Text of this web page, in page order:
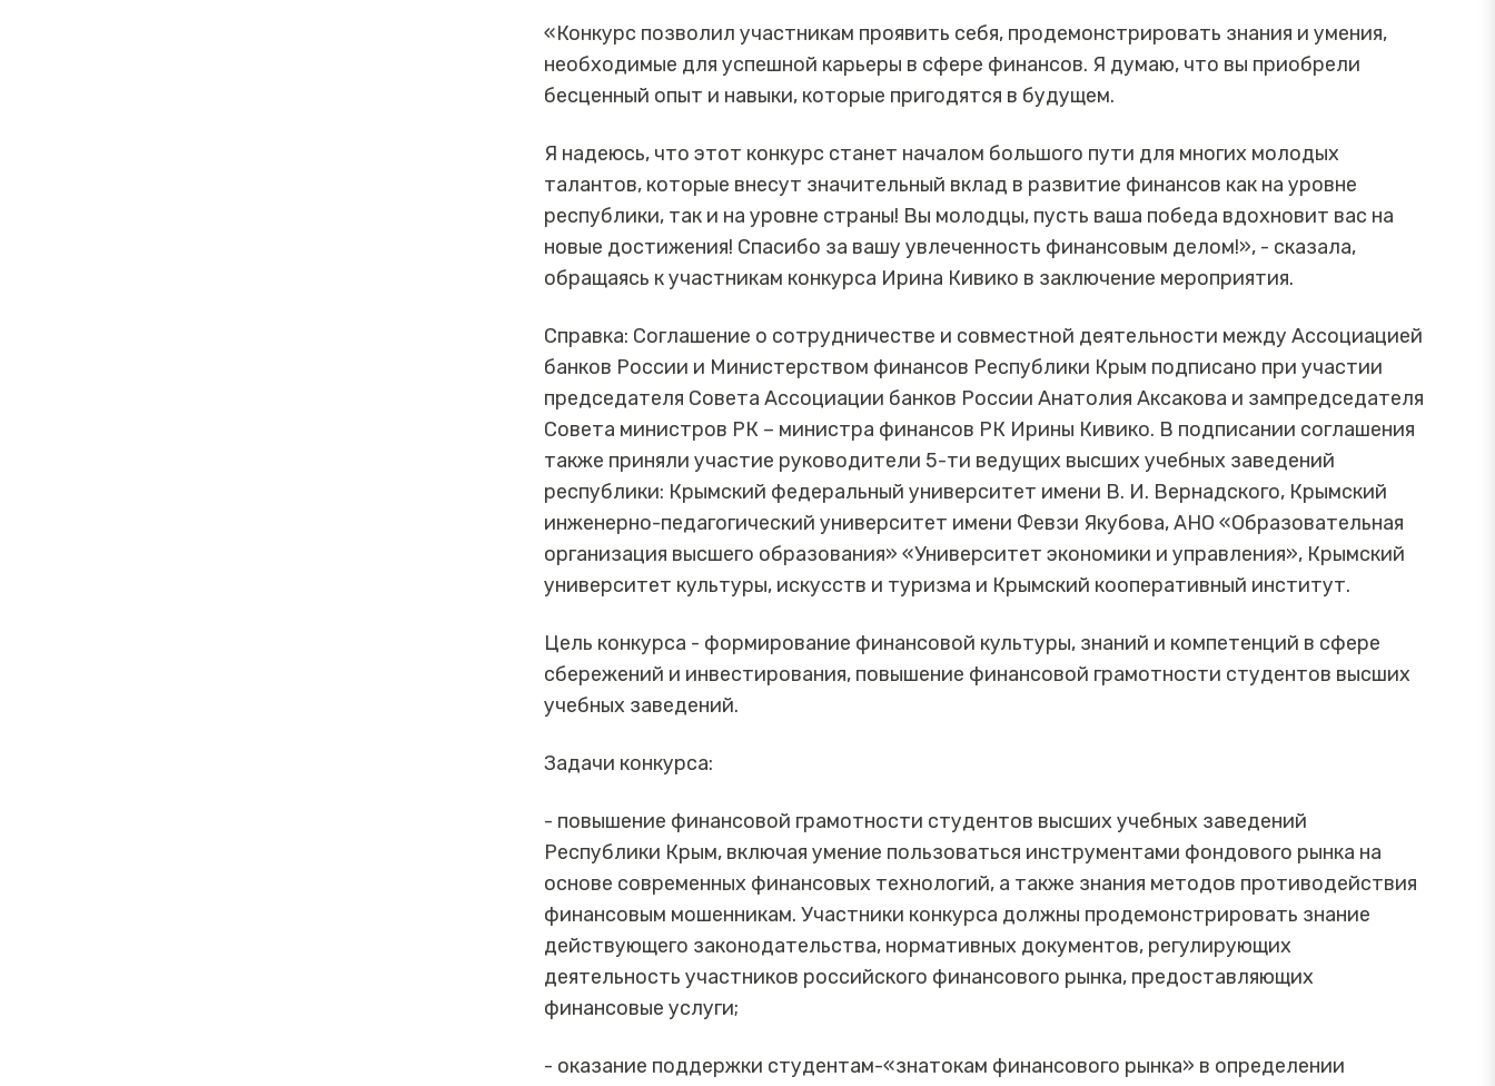
«Конкурс позволил участникам проявить себя, продемонстрировать знания и умения,
необходимые для успешной карьеры в сфере финансов. Я думаю, что вы приобрели
бесценный опыт и навыки, которые пригодятся в будущем.
Я надеюсь, что этот конкурс станет началом большого пути для многих молодых
талантов, которые внесут значительный вклад в развитие финансов как на уровне
республики, так и на уровне страны! Вы молодцы, пусть ваша победа вдохновит вас на
новые достижения! Спасибо за вашу увлеченность финансовым делом!», - сказала,
обращаясь к участникам конкурса Ирина Кивико в заключение мероприятия.
Справка: Соглашение о сотрудничестве и совместной деятельности между Ассоциацией
банков России и Министерством финансов Республики Крым подписано при участии
председателя Совета Ассоциации банков России Анатолия Аксакова и зампредседателя
Совета министров РК – министра финансов РК Ирины Кивико. В подписании соглашения
также приняли участие руководители 5-ти ведущих высших учебных заведений
республики: Крымский федеральный университет имени В. И. Вернадского, Крымский
инженерно-педагогический университет имени Февзи Якубова, АНО «Образовательная
организация высшего образования» «Университет экономики и управления», Крымский
университет культуры, искусств и туризма и Крымский кооперативный институт.
Цель конкурса - формирование финансовой культуры, знаний и компетенций в сфере
сбережений и инвестирования, повышение финансовой грамотности студентов высших
учебных заведений.
Задачи конкурса:
- повышение финансовой грамотности студентов высших учебных заведений
Республики Крым, включая умение пользоваться инструментами фондового рынка на
основе современных финансовых технологий, а также знания методов противодействия
финансовым мошенникам. Участники конкурса должны продемонстрировать знание
действующего законодательства, нормативных документов, регулирующих
деятельность участников российского финансового рынка, предоставляющих
финансовые услуги;
- оказание поддержки студентам-«знатокам финансового рынка» в определении